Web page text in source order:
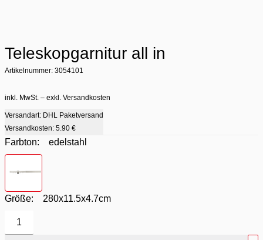
Teleskopgarnitur all in
Artikelnummer: 3054101
inkl. MwSt. – exkl. Versandkosten
Versandart: DHL Paketversand
Versandkosten: 5.90 €
Farbton:
edelstahl
Größe: 280x11.5x4.7cm
1